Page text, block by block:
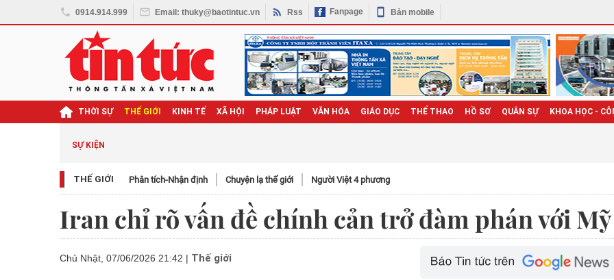
0914.914.999 Email: thuky@baotintuc.vn Rss Fanpage Bản mobile
THỜI SỰ THẾ GIỚI KINH TẾ XÃ HỘI PHÁP LUẬT VĂN HÓA GIÁO DỤC THỂ THAO HỒ SƠ QUÂN SỰ KHOA HỌC -
SỰ KIỆN
THẾ GIỚI Phân tích-Nhận định Chuyện lạ thế giới Người Việt 4 phương
Iran chỉ rõ vấn đề chính cản trở đàm phán với Mỹ
Chủ Nhật, 07/06/2026 21:42 | Thế giới